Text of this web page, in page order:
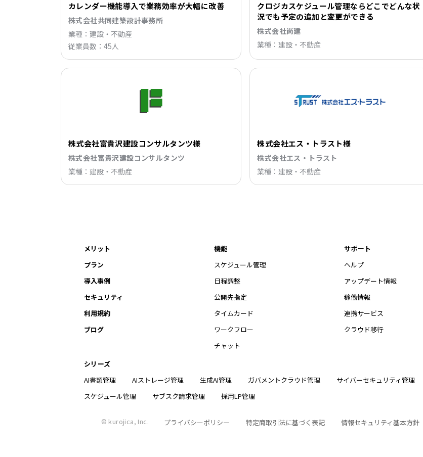
カレンダー機能導入で業務効率が大幅に改善
株式会社共同建築設計事務所
業種：建設・不動産
従業員数：45人
クロジカスケジュール管理ならどこでどんな状
況でも予定の追加と変更ができる
株式会社尚建
業種：建設・不動産
株式会社富貴沢建設コンサルタンツ様
株式会社富貴沢建設コンサルタンツ
業種：建設・不動産
株式会社エス・トラスト様
株式会社エス・トラスト
業種：建設・不動産
メリット
プラン
導入事例
セキュリティ
利用規約
ブログ
機能
スケジュール管理
日程調整
公開先指定
タイムカード
ワークフロー
チャット
サポート
ヘルプ
アップデート情報
稼働情報
連携サービス
クラウド移行
シリーズ
AI書類管理
AIストレージ管理 生成AI管理 ガバメントクラウド管理 サイバーセキュリティ管理
スケジュール管理
サブスク請求管理 採用LP管理
プライバシーポリシー 特定商取引法に基づく表記 情報セキュリティ基本方針
© kurojica, Inc.